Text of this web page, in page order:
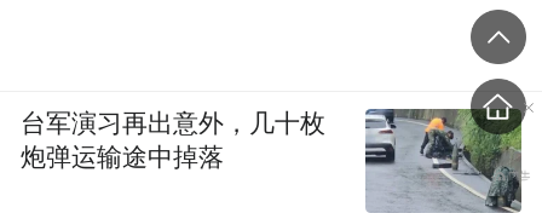
台军演习再出意外，几十枚
炮弹运输途中掉落